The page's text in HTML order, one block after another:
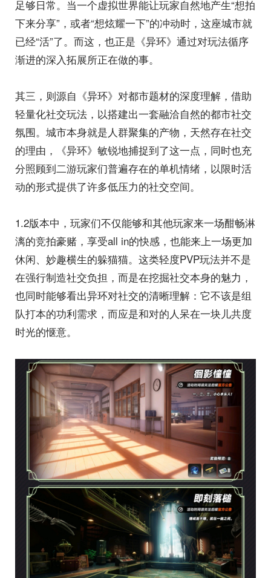
足够日常。当一个虚拟世界能让玩家自然地产生“想拍
下来分享”，或者“想炫耀一下”的冲动时，这座城市就
已经“活”了。而这，也正是《异环》通过对玩法循序
渐进的深入拓展所正在做的事。
其三，则源自《异环》对都市题材的深度理解，借助
轻量化社交玩法，以搭建出一套融洽自然的都市社交
氛围。城市本身就是人群聚集的产物，天然存在社交
的理由，《异环》敏锐地捕捉到了这一点，同时也充
分照顾到二游玩家们普遍存在的单机情绪，以限时活
动的形式提供了许多低压力的社交空间。
1.2版本中，玩家们不仅能够和其他玩家来一场酣畅淋
漓的竞拍豪赌，享受all in的快感，也能来上一场更加
休闲、妙趣横生的躲猫猫。这类轻度PVP玩法并不是
在强行制造社交负担，而是在挖掘社交本身的魅力，
也同时能够看出异环对社交的清晰理解：它不该是组
队打本的功利需求，而应是和对的人呆在一块儿共度
时光的惬意。